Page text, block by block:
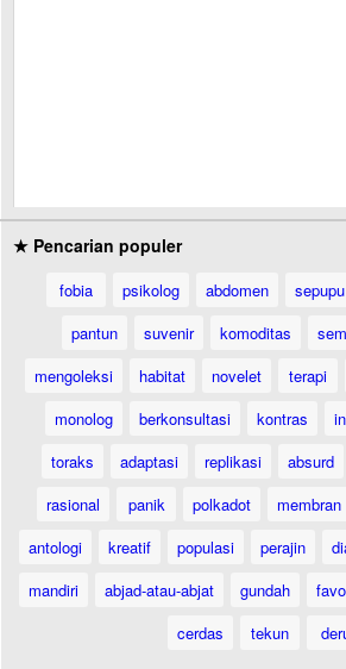
★ Pencarian populer
fobia psikolog abdomen sepupu
pantun
suvenir komoditas
mengoleksi
habitat novelet terapi
monolog
berkonsultasi kontras
toraks
adaptasi replikasi absurd
rasional
panik polkadot membran
antologi
kreatif populasi perajin
mandiri
abjad-atau-abjat gundah
cerdas
tekun